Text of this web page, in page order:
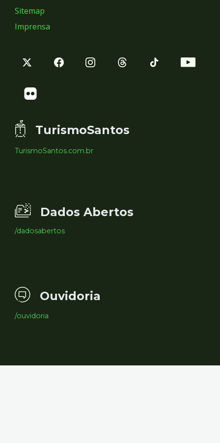
Sitemap
Imprensa
TurismoSantos
TurismoSantos.com.br
Dados Abertos
/dadosabertos
Ouvidoria
/ouvidoria